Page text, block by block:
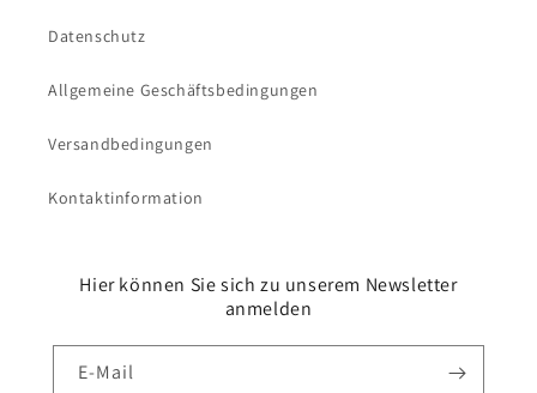
Datenschutz
Allgemeine Geschäftsbedingungen
Versandbedingungen
Kontaktinformation
Hier können Sie sich zu unserem Newsletter
anmelden
E-Mail